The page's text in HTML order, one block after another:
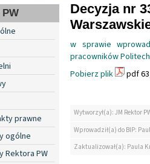
PW
prawne
ogólne
Rektora PW
Decyzja nr
w sprawie
pracowników
Pobierz plik
pdf
Wytworzył(a): JM Rektor
Wprowadził(a) do BIP:
Zaktualizował(a): Paula